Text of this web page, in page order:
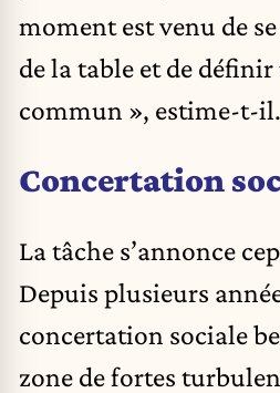
moment est venu de
de la table et de
commun », estime-t-il.
Concertation
La tâche s’annonce
Depuis plusieurs
concertation sociale
zone de fortes